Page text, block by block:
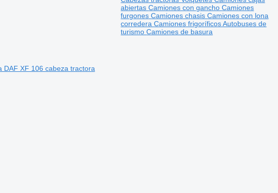
DAF XF 106 cabeza tractora
abiertasCamiones con ganchoCamiones
furgonesCamiones chasisCamiones con lona
correderaCamiones frigoríficosAutobuses de
turismoCamiones de basura